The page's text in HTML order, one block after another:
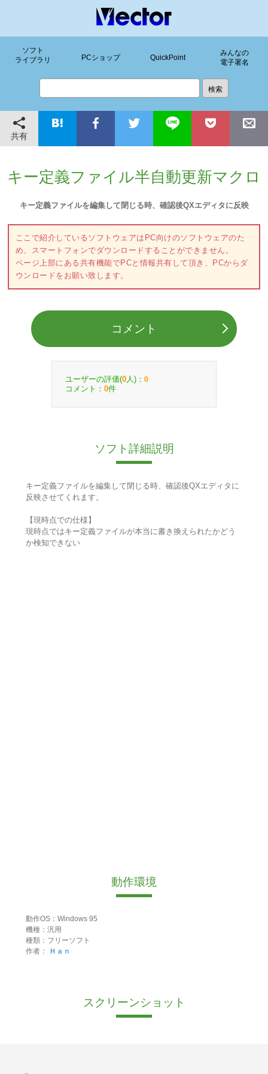
ソフト
ライブラリ
PCショップ QuickPoint
みんなの
電子署名
共有
キー定義ファイル半自動更新マクロ
キー定義ファイルを編集して閉じる時、確認後QXエディタに反映
ここで紹介しているソフトウェアはPC向けのソフトウェアのた
め、スマートフォンでダウンロードすることができません。
ページ上部にある共有機能でPCと情報共有して頂き、PCからダ
ウンロードをお願い致します。
コメント
ユーザーの評価(0 人)： 0
コメント： 0件
ソフト詳細説明
キー定義ファイルを編集して閉じる時、確認後QXエディタに
反映させてくれます。
【現時点での仕様】
現時点ではキー定義ファイルが本当に書き換えられたかどう
か検知できない
動作環境
動作OS：Windows 95
機種：汎用
種類：フリーソフト
作者：
Ｈａｎ
スクリーンショット